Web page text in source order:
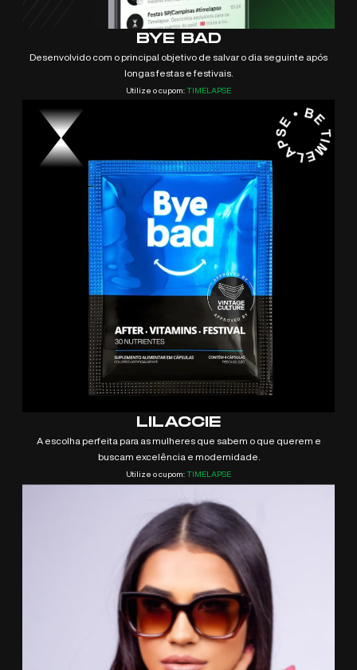
BYE BAD
Desenvolvido com o principal objetivo de salvar o dia seguinte após
longas festas e festivais.
Utilize o cupom: TIMELAPSE
LILACCIE
A escolha perfeita para as mulheres que sabem o que querem e
buscam excelência e modernidade.
Utilize o cupom: TIMELAPSE